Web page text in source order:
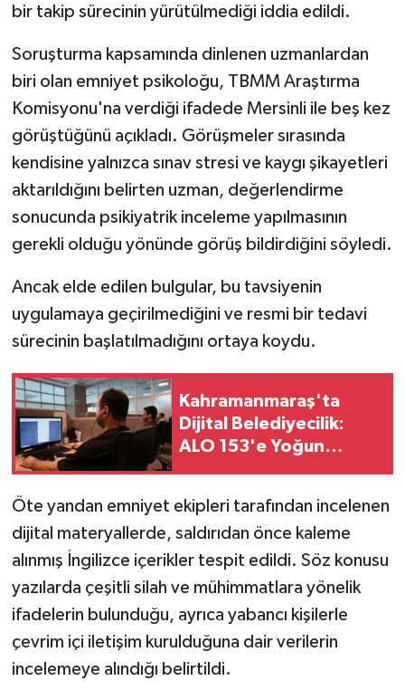
bir takip sürecinin yürütülmediği iddia edildi.
Soruşturma kapsamında dinlenen uzmanlardan
biri olan emniyet psikoloğu, TBMM Araştırma
Komisyonu'na verdiği ifadede Mersinli ile beş kez
görüştüğünü açıkladı. Görüşmeler sırasında
kendisine yalnızca sınav stresi ve kaygı şikayetleri
aktarıldığını belirten uzman, değerlendirme
sonucunda psikiyatrik inceleme yapılmasının
gerekli olduğu yönünde görüş bildirdiğini söyledi.
Ancak elde edilen bulgular, bu tavsiyenin
uygulamaya geçirilmediğini ve resmi bir tedavi
sürecinin başlatılmadığını ortaya koydu.
Kahramanmaraş'ta
Dijital Belediyecilik:
ALO 153'e Yoğun
Öte yandan emniyet ekipleri tarafından incelenen
dijital materyallerde, saldırıdan önce kaleme
alınmış İngilizce içerikler tespit edildi. Söz konusu
yazılarda çeşitli silah ve mühimmatlara yönelik
ifadelerin bulunduğu, ayrıca yabancı kişilerle
çevrim içi iletişim kurulduğuna dair verilerin
incelemeye alındığı belirtildi.
MİZAH
Genel
Politika
YEREL
BÖLGEDEN
BİLİM TEKNOLOJİ
ASAYİŞ
SEÇİM 2015
ÇEVRE
YARIŞMALAR
TANITIM
HABERDE İNSAN